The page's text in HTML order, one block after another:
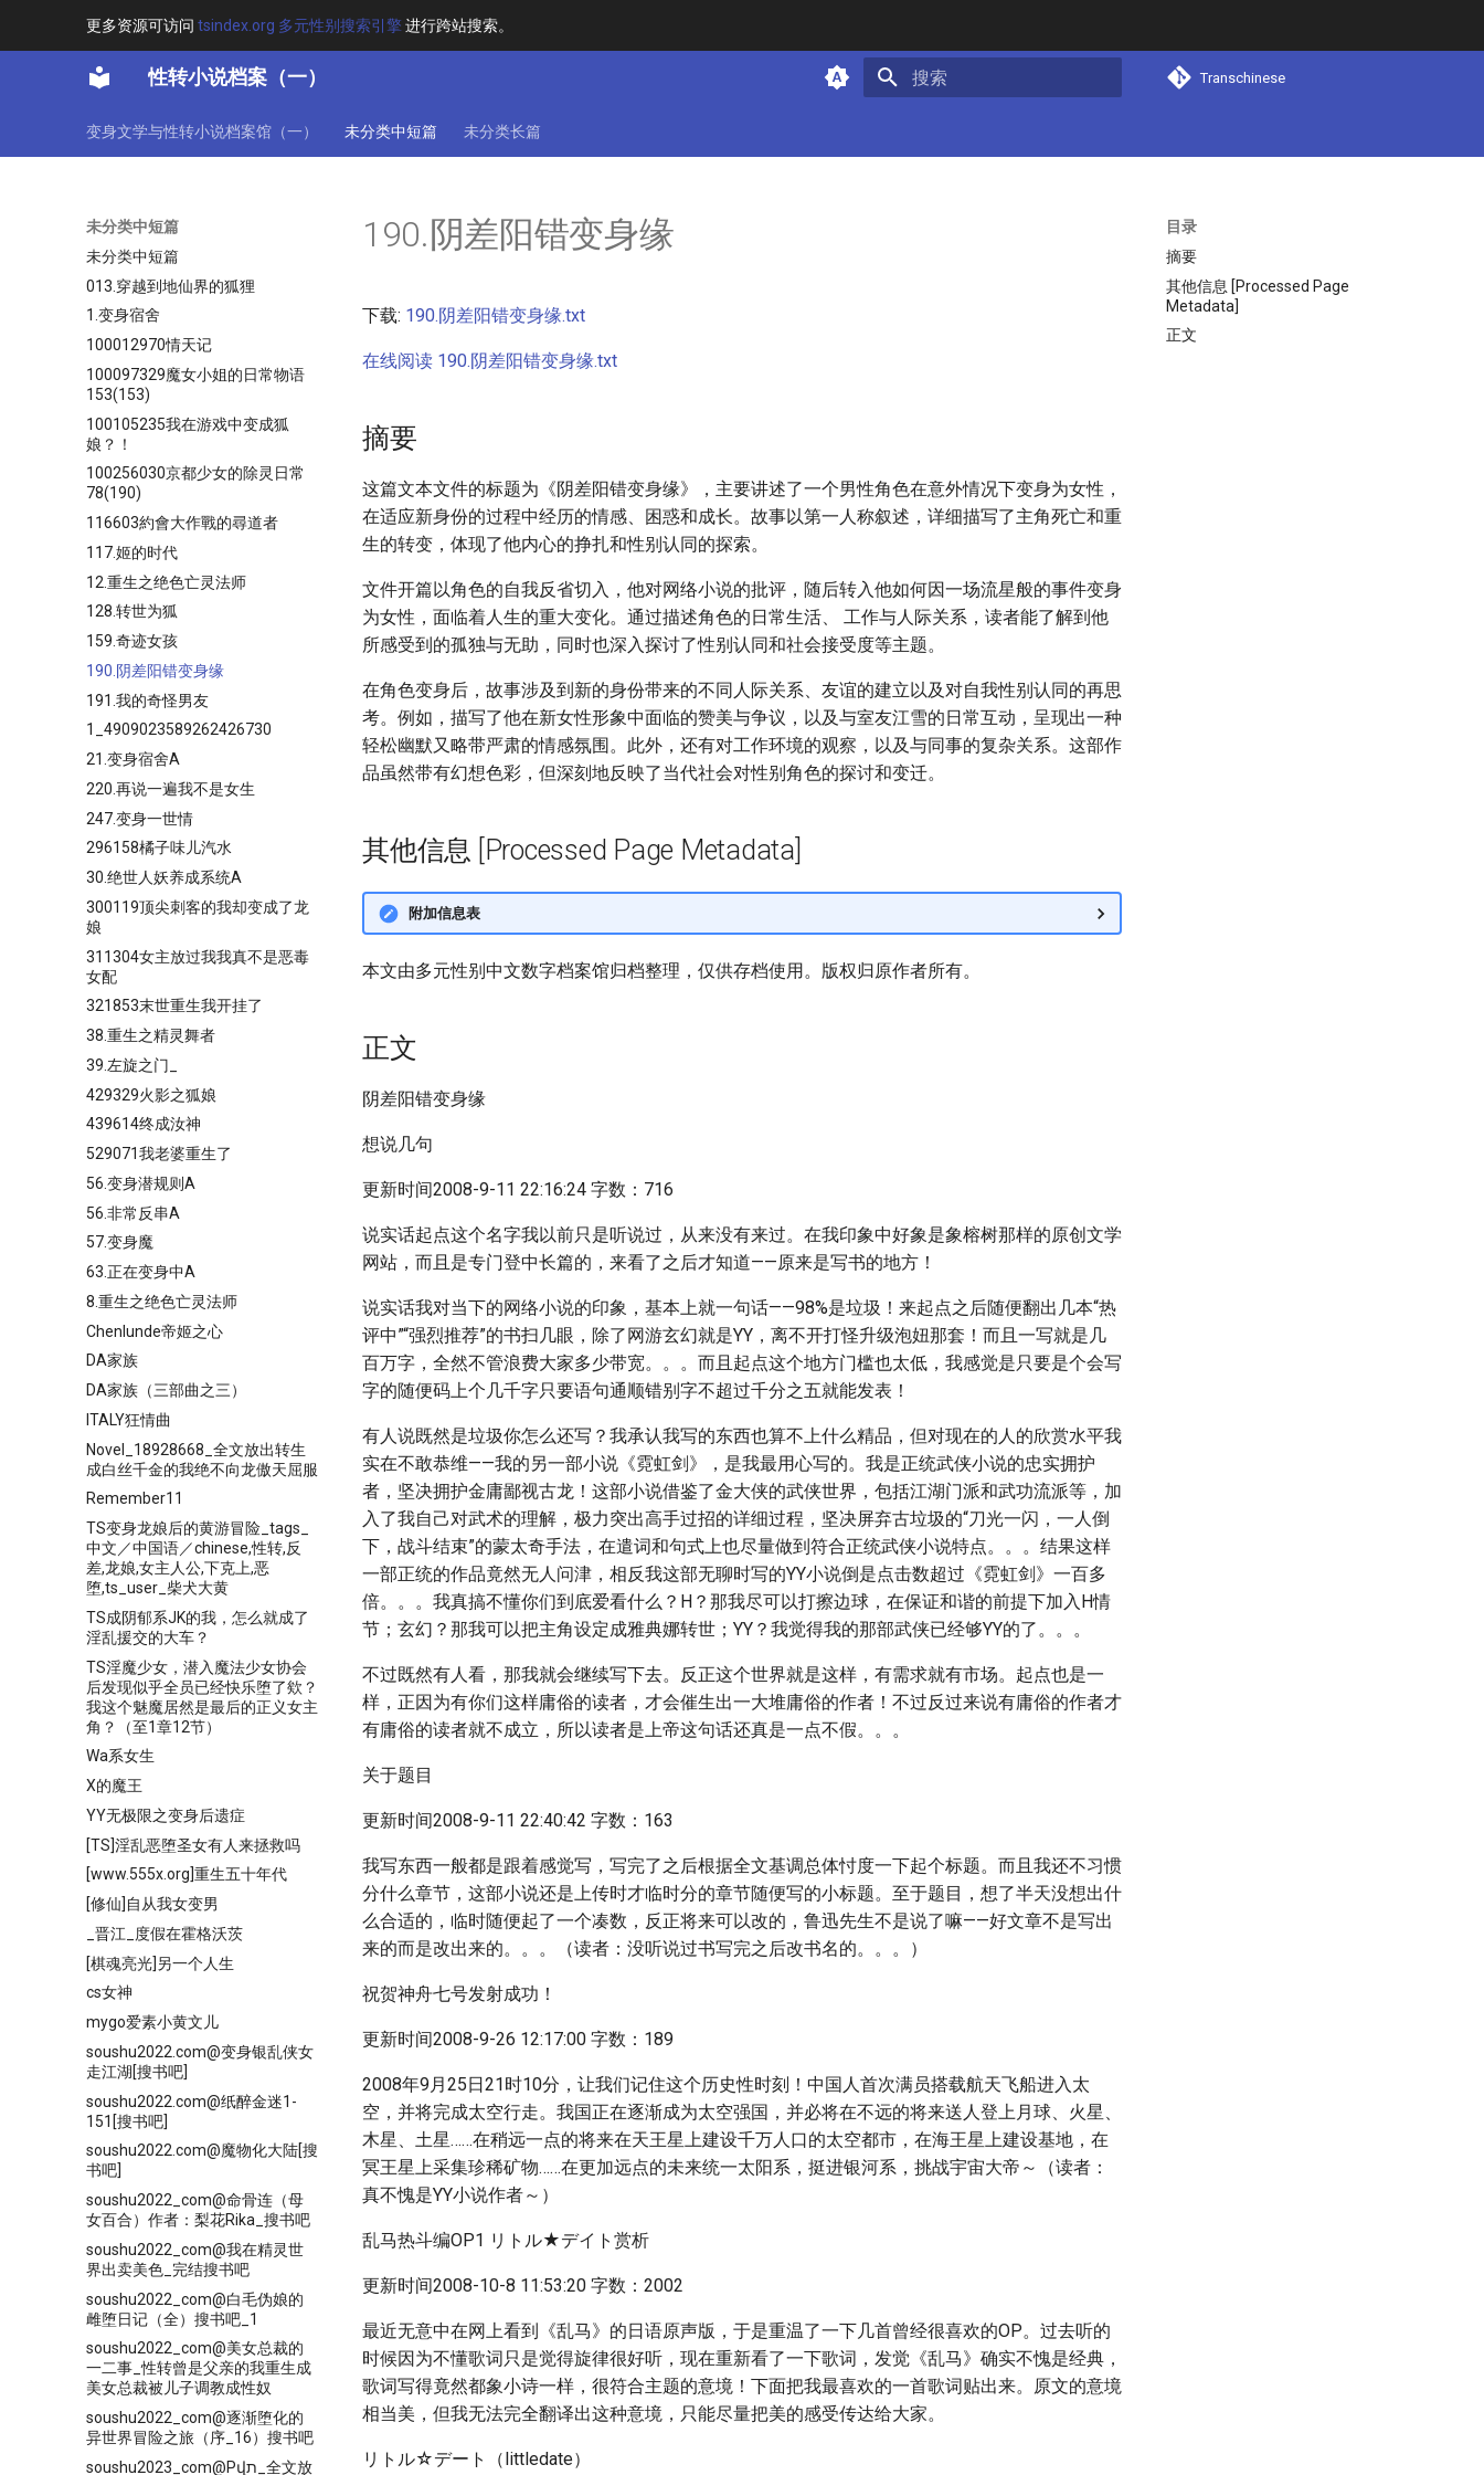
更多资源可访问 tsindex.org 多元性别搜索引擎进行跨站搜索。
性转小说档案（一） Transchinese
变身文学与性转小说档案馆（一） 未分类中短篇 未分类长篇
未分类中短篇
未分类中短篇
013.穿越到地仙界的狐狸
1.变身宿舍
100012970情天记
100097329魔女小姐的日常物语
153(153)
100105235我在游戏中变成狐
娘？！
100256030京都少女的除灵日常
78(190)
116603約會大作戰的尋道者
117.姬的时代
12.重生之绝色亡灵法师
128.转世为狐
159.奇迹女孩
190.阴差阳错变身缘
191.我的奇怪男友
1_4909023589262426730
21.变身宿舍A
220.再说一遍我不是女生
247.变身一世情
296158橘子味儿汽水
30.绝世人妖养成系统A
300119顶尖刺客的我却变成了龙
娘
311304女主放过我我真不是恶毒
女配
321853末世重生我开挂了
38.重生之精灵舞者
39.左旋之门_
429329火影之狐娘
439614终成汝神
529071我老婆重生了
56.变身潜规则A
56.非常反串A
57.变身魔
63.正在变身中A
8.重生之绝色亡灵法师
Chenlunde帝姬之心
DA家族
DA家族（三部曲之三）
ITALY狂情曲
Novel_18928668_全文放出转生
成白丝千金的我绝不向龙傲天屈服
Remember11
TS变身龙娘后的黄游冒险_tags_
中文／中国语／chinese,性转,反
差,龙娘,女主人公,下克上,恶
堕,ts_user_柴犬大黄
TS成阴郁系JK的我，怎么就成了
淫乱援交的大车？
TS淫魔少女，潜入魔法少女协会
后发现似乎全员已经快乐堕了欸？
我这个魅魔居然是最后的正义女主
角？（至1章12节）
Wa系女生
X的魔王
YY无极限之变身后遗症
[TS]淫乱恶堕圣女有人来拯救吗
[www.555x.org]重生五十年代
[修仙]自从我女变男
_晋江_度假在霍格沃茨
[棋魂亮光]另一个人生
cs女神
mygo爱素小黄文儿
soushu2022.com@变身银乱侠女
走江湖[搜书吧]
soushu2022.com@纸醉金迷1-
151[搜书吧]
soushu2022.com@魔物化大陆[搜
书吧]
soushu2022_com@命骨连（母
女百合）作者：梨花Rika_搜书吧
soushu2022_com@我在精灵世
界出卖美色_完结搜书吧
soushu2022_com@白毛伪娘的
雌堕日记（全）搜书吧_1
soushu2022_com@美女总裁的
一二事_性转曾是父亲的我重生成
美女总裁被儿子调教成性奴
soushu2022_com@逐渐堕化的
异世界冒险之旅（序_16）搜书吧
soushu2023_com@Pվת_全文放
目录
摘要
其他信息 [Processed Page
Metadata]
正文
190.阴差阳错变身缘
下载: 190.阴差阳错变身缘.txt
在线阅读 190.阴差阳错变身缘.txt
摘要
这篇文本文件的标题为《阴差阳错变身缘》，主要讲述了一个男性角色在意外情况下变身为女性，
在适应新身份的过程中经历的情感、困惑和成长。故事以第一人称叙述，详细描写了主角死亡和重
生的转变，体现了他内心的挣扎和性别认同的探索。
文件开篇以角色的自我反省切入，他对网络小说的批评，随后转入他如何因一场流星般的事件变身
为女性，面临着人生的重大变化。通过描述角色的日常生活、 工作与人际关系，读者能了解到他
所感受到的孤独与无助，同时也深入探讨了性别认同和社会接受度等主题。
在角色变身后，故事涉及到新的身份带来的不同人际关系、友谊的建立以及对自我性别认同的再思
考。例如，描写了他在新女性形象中面临的赞美与争议，以及与室友江雪的日常互动，呈现出一种
轻松幽默又略带严肃的情感氛围。此外，还有对工作环境的观察，以及与同事的复杂关系。这部作
品虽然带有幻想色彩，但深刻地反映了当代社会对性别角色的探讨和变迁。
其他信息 [Processed Page Metadata]
附加信息表
本文由多元性别中文数字档案馆归档整理，仅供存档使用。版权归原作者所有。
正文
阴差阳错变身缘
想说几句
更新时间2008-9-11 22:16:24 字数：716
说实话起点这个名字我以前只是听说过，从来没有来过。在我印象中好象是象榕树那样的原创文学
网站，而且是专门登中长篇的，来看了之后才知道——原来是写书的地方！
说实话我对当下的网络小说的印象，基本上就一句话——98%是垃圾！来起点之后随便翻出几本“热
评中”“强烈推荐”的书扫几眼，除了网游玄幻就是YY，离不开打怪升级泡妞那套！而且一写就是几
百万字，全然不管浪费大家多少带宽。。。而且起点这个地方门槛也太低，我感觉是只要是个会写
字的随便码上个几千字只要语句通顺错别字不超过千分之五就能发表！
有人说既然是垃圾你怎么还写？我承认我写的东西也算不上什么精品，但对现在的人的欣赏水平我
实在不敢恭维——我的另一部小说《霓虹剑》，是我最用心写的。我是正统武侠小说的忠实拥护
者，坚决拥护金庸鄙视古龙！这部小说借鉴了金大侠的武侠世界，包括江湖门派和武功流派等，加
入了我自己对武术的理解，极力突出高手过招的详细过程，坚决屏弃古垃圾的“刀光一闪，一人倒
下，战斗结束”的蒙太奇手法，在遣词和句式上也尽量做到符合正统武侠小说特点。。。结果这样
一部正统的作品竟然无人问津，相反我这部无聊时写的YY小说倒是点击数超过《霓虹剑》一百多
倍。。。我真搞不懂你们到底爱看什么？H？那我尽可以打擦边球，在保证和谐的前提下加入H情
节；玄幻？那我可以把主角设定成雅典娜转世；YY？我觉得我的那部武侠已经够YY的了。。。
不过既然有人看，那我就会继续写下去。反正这个世界就是这样，有需求就有市场。起点也是一
样，正因为有你们这样庸俗的读者，才会催生出一大堆庸俗的作者！不过反过来说有庸俗的作者才
有庸俗的读者就不成立，所以读者是上帝这句话还真是一点不假。。。
关于题目
更新时间2008-9-11 22:40:42 字数：163
我写东西一般都是跟着感觉写，写完了之后根据全文基调总体忖度一下起个标题。而且我还不习惯
分什么章节，这部小说还是上传时才临时分的章节随便写的小标题。至于题目，想了半天没想出什
么合适的，临时随便起了一个凑数，反正将来可以改的，鲁迅先生不是说了嘛——好文章不是写出
来的而是改出来的。。。（读者：没听说过书写完之后改书名的。。。）
祝贺神舟七号发射成功！
更新时间2008-9-26 12:17:00 字数：189
2008年9月25日21时10分，让我们记住这个历史性时刻！中国人首次满员搭载航天飞船进入太
空，并将完成太空行走。我国正在逐渐成为太空强国，并必将在不远的将来送人登上月球、火星、
木星、土星……在稍远一点的将来在天王星上建设千万人口的太空都市，在海王星上建设基地，在
冥王星上采集珍稀矿物……在更加远点的未来统一太阳系，挺进银河系，挑战宇宙大帝～（读者：
真不愧是YY小说作者～）
乱马热斗编OP1 リトル★デイト赏析
更新时间2008-10-8 11:53:20 字数：2002
最近无意中在网上看到《乱马》的日语原声版，于是重温了一下几首曾经很喜欢的OP。过去听的
时候因为不懂歌词只是觉得旋律很好听，现在重新看了一下歌词，发觉《乱马》确实不愧是经典，
歌词写得竟然都象小诗一样，很符合主题的意境！下面把我最喜欢的一首歌词贴出来。原文的意境
相当美，但我无法完全翻译出这种意境，只能尽量把美的感受传达给大家。
リトル☆デート（littledate）